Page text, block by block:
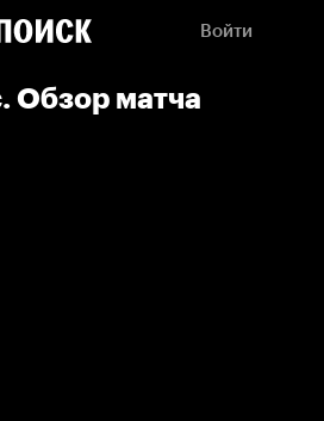
Войти
Обзор матча